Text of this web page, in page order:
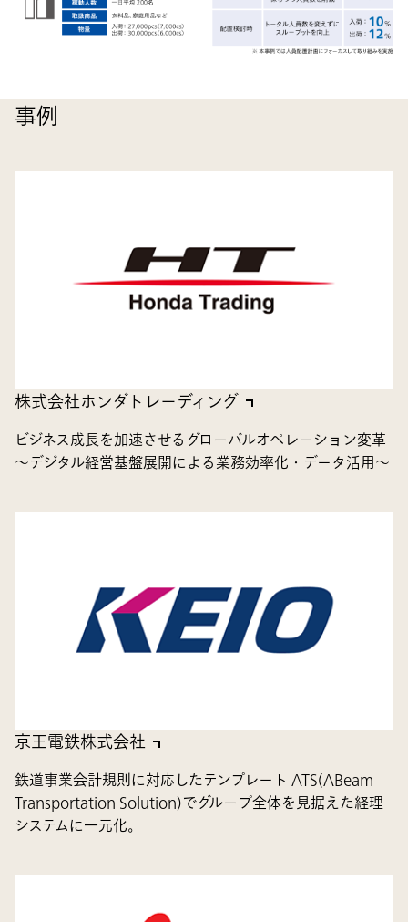
事例
株式会社ホンダトレーディング
ビジネス成長を加速させるグローバルオペレーション変革
～デジタル経営基盤展開による業務効率化・データ活用～
京王電鉄株式会社
鉄道事業会計規則に対応したテンプレート ATS(ABeam
Transportation Solution)でグループ全体を見据えた経理
システムに一元化。